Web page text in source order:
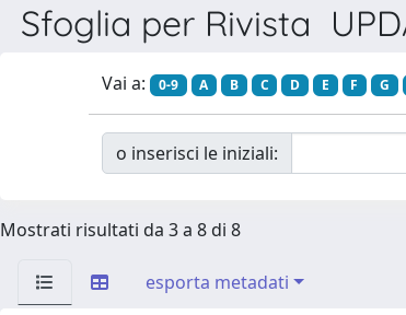
Sfoglia per Rivista
Vai a: 0-9 A B C D E F G
o inserisci le iniziali:
Mostrati risultati da 3 a 8 di 8
esporta metadati